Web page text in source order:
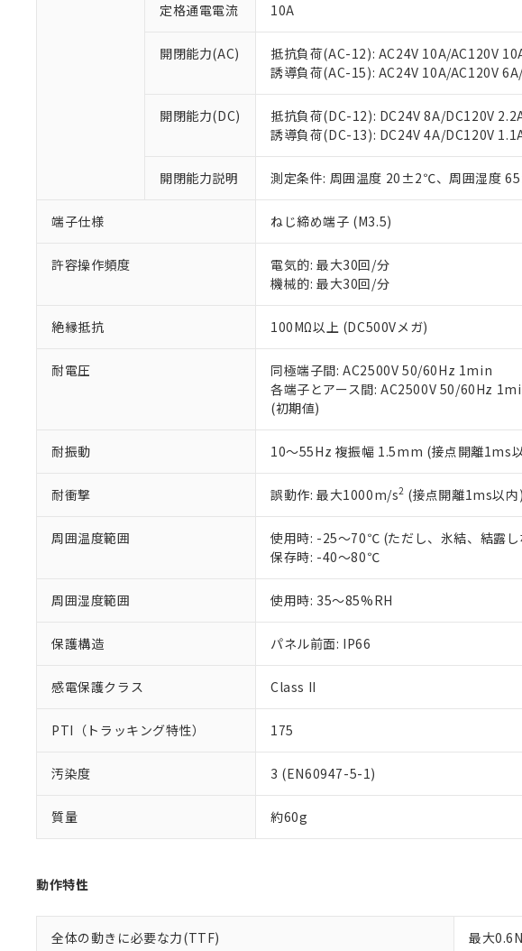
定格通電電流 10A
開閉能力(AC)
抵抗負荷(AC-12): AC24V 10A/AC120V
誘導負荷(AC-15): AC24V 10A/AC120V
開閉能力(DC)
抵抗負荷(DC-12): DC24V 8A/DC120V
誘導負荷(DC-13): DC24V 4A/DC120V
開閉能力説明 測定条件: 周囲温度 20±2℃、周囲湿度
端子仕様 ねじ締め端子 (M3.5)
許容操作頻度
電気的: 最大30回/分
機械的: 最大30回/分
絶縁抵抗 100MΩ以上 (DC500Vメガ)
耐電圧
同極端子間: AC2500V 50/60Hz 1min
各端子とアース間: AC2500V 50/60Hz
(初期値)
耐振動 10～55Hz 複振幅 1.5mm (接点開離1ms
耐衝撃 誤動作: 最大1000m/s2 (接点開離1ms以内)
周囲温度範囲
使用時: -25～70℃ (ただし、氷結、結露し
保存時: -40～80℃
周囲湿度範囲 使用時: 35～85%RH
保護構造 パネル前面: IP66
感電保護クラス Class II
PTI（トラッキング特性） 175
汚染度 3 (EN60947-5-1)
質量 約60g
動作特性
全体の動きに必要な力(TTF) 最大
ご利用条件
以下の条件をお読みいただき、同意の
本サービスは、当社制御機器事
くものです。
当社制御機器事業取扱商品の中
在庫状況および標準価格照会結
い。
正式な納期状況および標準価格
当社販売員にご相談ください。
在庫状況および標準価格結果を
す。
マイパーツ機能（部品リスト作
ている必要があります。
が、当社の製品・サービスに関
さい。
※当社の共同利用者とは、
"個人
いる法人を指します。
対応予定：EU RoHS指令（10物質）
対応予定なし：EU RoHS指令（10物
調査・確認中：EU RoHS指令（10物
非該当品：ライセンス料など無形物で
があります。
*EU RoHS指令（10物質）：
鉛(Pb) 1000ppm以下、 水銀(Hg) 1000ppm以下
六価クロム(Cr(Ⅵ)) 1000ppm以下、ポリ臭化ビフ
フタル酸ビス(2-エチルヘキシル) (DEHP)(別名：
ル（DBP） 1000ppm以下、フタル酸ジイソブチ
但し、RoHS指令で産業用監視および制御機器に
フタル酸エステル類の４物質については閾値を
※2 対応予定月
部品在庫の切り替え状況などにより、
※3 非含有証明書ダウンロード
下記の非含有証明書をダウンロードす
EU RoHS指令（10物質）の非含有証明
51物質の非含有証明書（当社基準）
また、RoHS指令のフタル酸エステル
混在することから備考欄に対応日を記
既に当社にて対応品への在庫切替を
り割愛しております。
※1 中国RoHS○×表
「○」：最大均質材料含有率が中国
「×」：最大均質材料含有率が中国
「－」：未確認です。当社販売部門へ
Pb(鉛) :1000ppm、 Hg(水銀) : 1000ppm、 Cd(カ
DEHP(フタル酸ビス(2-エチルヘキシル)) : 1000ppm
※2 環境保護使用期限
「10」：通常の使用状況下において有
味します。
「－」：未確認です。当社販売部門へ
う）を輸出または国外への提供
などの必要な手続きをとります。
当社は規制貨物を破棄する場合
ます。
当社は貴社製品を、核兵器、ミ
置等に一切使用いたしません。
当社は、貴社製品を第三者に販
たしません。
合意
記
説明
△ 一定数には満たないが在庫あ
－
在庫なし(最新の在庫状況に
空
白
受注生産機種、また在庫状